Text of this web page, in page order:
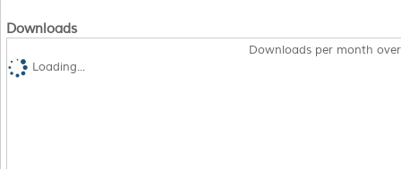
Downloads
Downloads per month
Loading...